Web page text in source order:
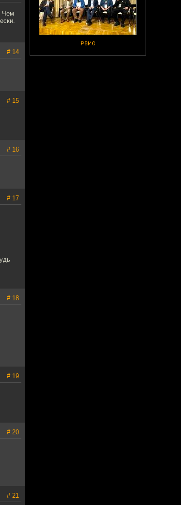
РВИО
Чем
# 14
# 15
# 16
# 17
# 18
# 19
# 20
# 21